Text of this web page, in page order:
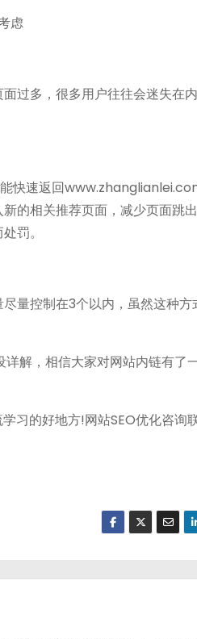
虑
过多，很多用户往往会迷失在
快速返回
的相关推荐页面，减少页面跳
罚。
控制在3个以内，虽然这种方
解，相信大家对网站内链有了
习的好地方!网站SEO优化咨询